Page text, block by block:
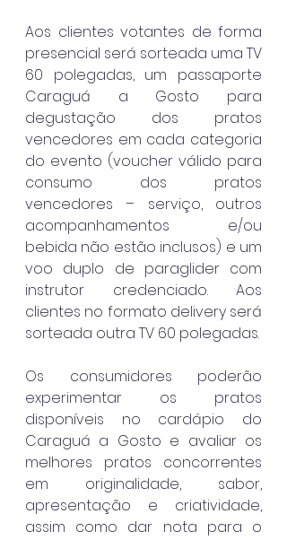
Aos clientes votantes de forma
presencial será sorteada uma TV
60 polegadas, um passaporte
Caraguá a Gosto para
degustação dos pratos
vencedores em cada categoria
do evento (voucher válido para
consumo dos pratos
vencedores – serviço, outros
acompanhamentos e/ou
bebida não estão inclusos) e um
voo duplo de paraglider com
instrutor credenciado. Aos
clientes no formato delivery será
sorteada outra TV 60 polegadas.
Os consumidores poderão
experimentar os pratos
disponíveis no cardápio do
Caraguá a Gosto e avaliar os
melhores pratos concorrentes
em originalidade, sabor,
apresentação e criatividade,
assim como dar nota para o